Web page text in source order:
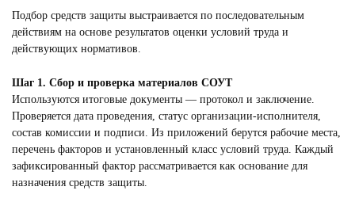
Подбор средств защиты выстраивается по последовательным
действиям на основе результатов оценки условий труда и
действующих нормативов.
Шаг 1. Сбор и проверка материалов СОУТ
Используются итоговые документы — протокол и заключение.
Проверяется дата проведения, статус организации-исполнителя,
состав комиссии и подписи. Из приложений берутся рабочие места,
перечень факторов и установленный класс условий труда. Каждый
зафиксированный фактор рассматривается как основание для
назначения средств защиты.